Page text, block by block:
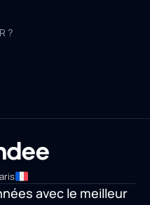
?
avec le meilleur